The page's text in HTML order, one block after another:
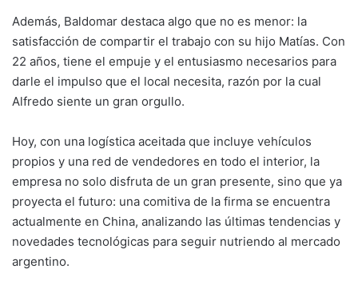
Además, Baldomar destaca algo que no es menor: la
satisfacción de compartir el trabajo con su hijo Matías. Con
22 años, tiene el empuje y el entusiasmo necesarios para
darle el impulso que el local necesita, razón por la cual
Alfredo siente un gran orgullo.
Hoy, con una logística aceitada que incluye vehículos
propios y una red de vendedores en todo el interior, la
empresa no solo disfruta de un gran presente, sino que ya
proyecta el futuro: una comitiva de la firma se encuentra
actualmente en China, analizando las últimas tendencias y
novedades tecnológicas para seguir nutriendo al mercado
argentino.